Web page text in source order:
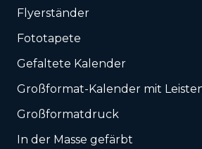
Flyerständer
Fototapete
Gefaltete Kalender
Großformat-Kalender mit
Großformatdruck
In der Masse gefärbt